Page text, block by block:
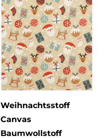
Weihnachtsstoff
Canvas
Baumwollstoff